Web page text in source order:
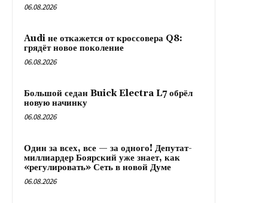
06.08.2026
Audi не откажется от кроссовера Q8:
грядёт новое поколение
06.08.2026
Большой седан Buick Electra L7 обрёл
новую начинку
06.08.2026
Один за всех, все — за одного! Депутат-
миллиардер Боярский уже знает, как
«регулировать» Сеть в новой Думе
06.08.2026